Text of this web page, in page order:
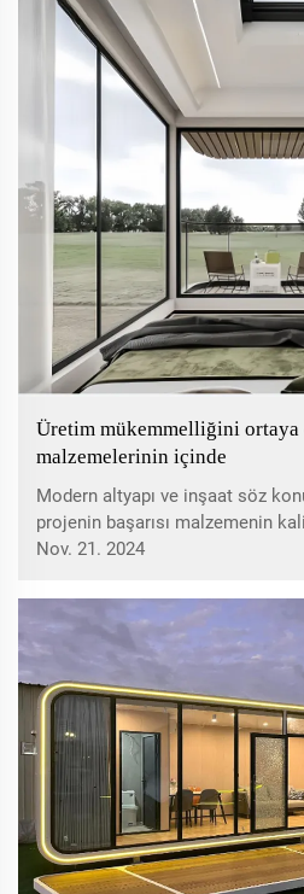
Üretim mükemmelliğini ortaya
malzemelerinin içinde
Modern altyapı ve inşaat söz
projenin başarısı malzemenin
bağlıdır. Üretim konusunda
Nov. 21. 2024